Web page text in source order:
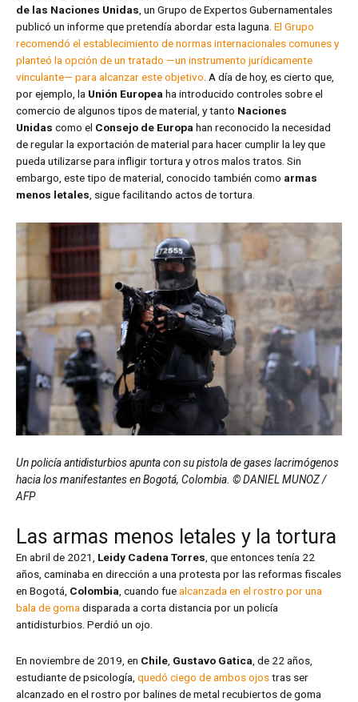
de las Naciones Unidas , un Grupo de Expertos Gubernamentales
publicó un informe que pretendía abordar esta laguna. El Grupo
recomendó el establecimiento de normas internacionales comunes y
planteó la opción de un tratado —un instrumento jurídicamente
vinculante— para alcanzar este objetivo . A día de hoy, es cierto que,
por ejemplo, la Unión Europea ha introducido controles sobre el
comercio de algunos tipos de material, y tanto Naciones
Unidas como el Consejo de Europa han reconocido la necesidad
de regular la exportación de material para hacer cumplir la ley que
pueda utilizarse para infligir tortura y otros malos tratos. Sin
embargo, este tipo de material, conocido también como armas
menos letales , sigue facilitando actos de tortura.
Un policía antidisturbios apunta con su pistola de gases lacrimógenos
hacia los manifestantes en Bogotá, Colombia. © DANIEL MUNOZ /
AFP
Las armas menos letales y la tortura
En abril de 2021, Leidy Cadena Torres , que entonces tenía 22
años, caminaba en dirección a una protesta por las reformas fiscales
en Bogotá, Colombia , cuando fuealcanzada en el rostro por una
bala de goma disparada a corta distancia por un policía
antidisturbios. Perdió un ojo.
En noviembre de 2019, en Chile Gustavo Gatica , de 22 años,
estudiante de psicología, quedó ciego de ambos ojostras ser
alcanzado en el rostro por balines de metal recubiertos de goma